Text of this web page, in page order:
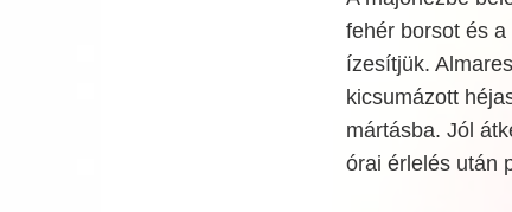
fehér borsot és
ízesítjük.
kicsumázott
mártásba. Jól
órai érlelés után